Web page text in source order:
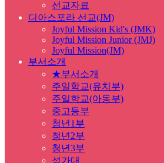
선교자료
디아스포라 선교(JM)
Joyful Mission Kid's (JMK)
Joyful Mission Junior (JMJ)
Joyful Mission(JM)
부서소개
★부서소개
주일학교(유치부)
주일학교(아동부)
중고등부
청년1부
청년2부
청년3부
성가대